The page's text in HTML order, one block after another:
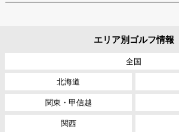
エリア別ゴルフ情報
全国
北海道
関東・甲信越
関西